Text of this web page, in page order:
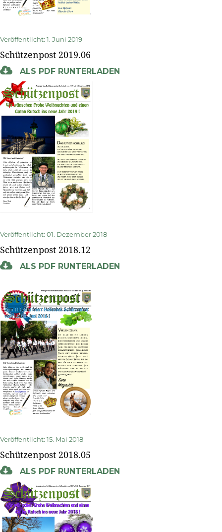
Veröffentlicht: 1. Juni 2019
Schützenpost 2019.06
ALS PDF RUNTERLADEN
Veröffentlicht: 01. Dezember 2018
Schützenpost 2018.12
ALS PDF RUNTERLADEN
Veröffentlicht: 15. Mai 2018
Schützenpost 2018.05
ALS PDF RUNTERLADEN